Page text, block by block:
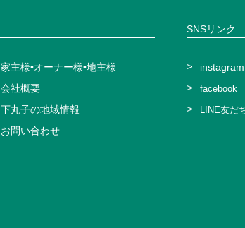
家主様•オーナー様•地主様
会社概要
下丸子の地域情報
お問い合わせ
SNSリンク
instagram
facebook
LINE友だ